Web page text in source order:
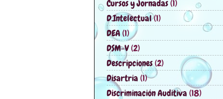
Cursos y Jornadas(1)
D.Intelectual(1)
DEA(1)
DSM-V(2)
Descripciones(2)
Disartria (1)
Discriminación Auditiva (18)